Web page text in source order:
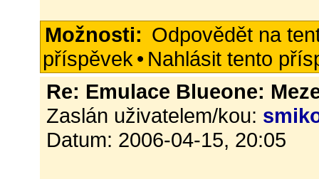
Možnosti: Odpovědět na
příspěvek • Nahlásit tento
Re: Emulace Blueone:
Zaslán uživatelem/kou:
Datum: 2006-04-15, 20:05